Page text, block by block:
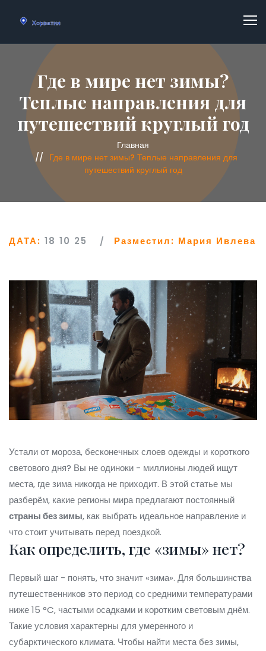
Где в мире нет зимы?
Теплые направления для
путешествий круглый год
Главная
Где в мире нет зимы? Теплые направления для
путешествий круглый год
ДАТА: 18 10 25 Разместил: Мария Ивлева
Устали от мороза, бесконечных слоев одежды и короткого
светового дня? Вы не одиноки - миллионы людей ищут
места, где зима никогда не приходит. В этой статье мы
разберём, какие регионы мира предлагают постоянный
страны без зимы, как выбрать идеальное направление и
что стоит учитывать перед поездкой.
Как определить, где «зимы» нет?
Первый шаг - понять, что значит «зима». Для большинства
путешественников это период со средними температурами
ниже 15 °C, частыми осадками и коротким световым днём.
Такие условия характерны для умеренного и
субарктического климата. Чтобы найти места без зимы,